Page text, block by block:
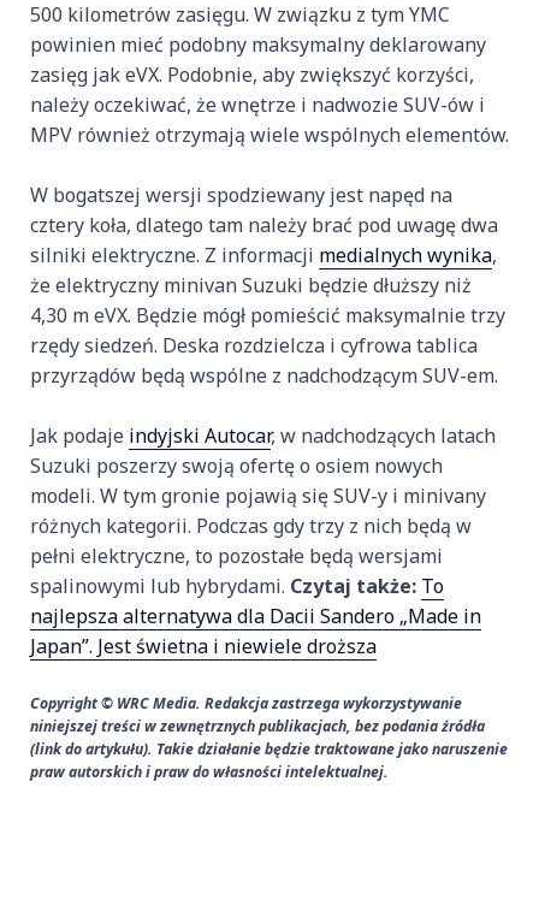
500 kilometrów zasięgu. W związku z tym YMC
powinien mieć podobny maksymalny deklarowany
zasięg jak eVX. Podobnie, aby zwiększyć korzyści,
należy oczekiwać, że wnętrze i nadwozie SUV-ów i
MPV również otrzymają wiele wspólnych elementów.
W bogatszej wersji spodziewany jest napęd na
cztery koła, dlatego tam należy brać pod uwagę dwa
silniki elektryczne. Z informacji medialnych wynika,
że ​​elektryczny minivan Suzuki będzie dłuższy niż
4,30 m eVX. Będzie mógł pomieścić maksymalnie trzy
rzędy siedzeń. Deska rozdzielcza i cyfrowa tablica
przyrządów będą wspólne z nadchodzącym SUV-em.
Jak podaje indyjski Autocar, w nadchodzących latach
Suzuki poszerzy swoją ofertę o osiem nowych
modeli. W tym gronie pojawią się SUV-y i minivany
różnych kategorii. Podczas gdy trzy z nich będą w
pełni elektryczne, to pozostałe będą wersjami
spalinowymi lub hybrydami. Czytaj także: To
najlepsza alternatywa dla Dacii Sandero „Made in
Japan”. Jest świetna i niewiele droższa
Copyright © WRC Media. Redakcja zastrzega wykorzystywanie
niniejszej treści w zewnętrznych publikacjach, bez podania źródła
(link do artykułu). Takie działanie będzie traktowane jako naruszenie
praw autorskich i praw do własności intelektualnej.